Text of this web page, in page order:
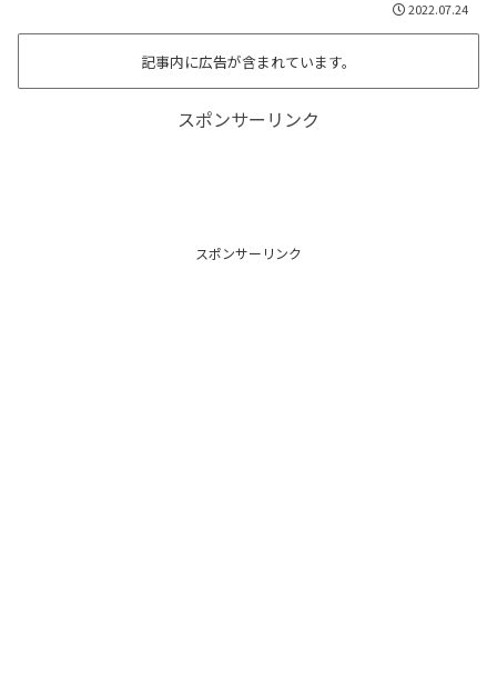
2022.07.24
記事内に広告が含まれています。
スポンサーリンク
スポンサーリンク